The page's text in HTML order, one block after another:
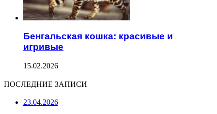
Бенгальская кошка: красивые и
игривые
15.02.2026
ПОСЛЕДНИЕ ЗАПИСИ
23.04.2026